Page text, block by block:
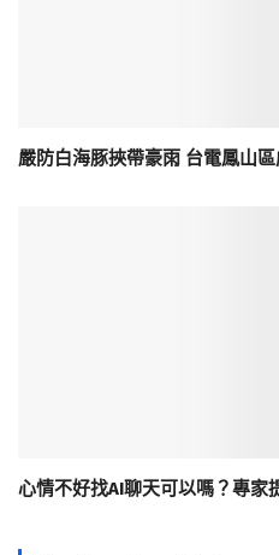
嚴防白海豚挾帶豪雨 台電鳳山
心情不好找AI聊天可以嗎？專